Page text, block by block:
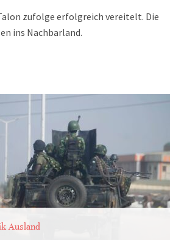
zufolge erfolgreich vereitelt. Die
ins Nachbarland.
Ausland